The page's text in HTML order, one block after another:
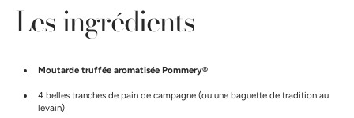
Les ingrédients
Moutarde truffée aromatisée Pommery®
4 belles tranches de pain de campagne (ou une baguette de tradition au
levain)